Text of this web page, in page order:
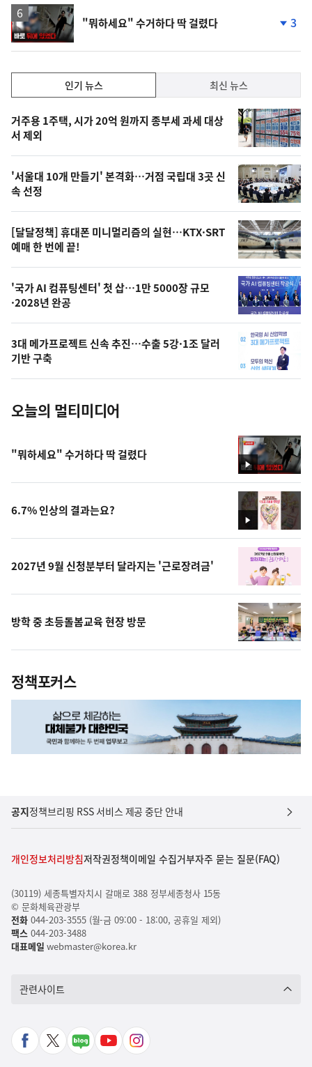
영
상
"뭐하세요" 수거하다 딱 걸렸다
계
락
3
기,
최
신,
오
늘
의
영
상
오
늘
의
사
진
인기 뉴스 최신 뉴스
기
뉴
스
거주용 1주택, 시가 20억 원까지 종부세 과세 대상
서 제외
'서울대 10개 만들기' 본격화…거점 국립대 3곳 신
속 선정
[달달정책] 휴대폰 미니멀리즘의 실현…KTX·SRT
예매 한 번에 끝!
'국가 AI 컴퓨팅센터' 첫 삽…1만 5000장 규모
·2028년 완공
3대 메가프로젝트 신속 추진…수출 5강·1조 달러
기반 구축
오늘의 멀티미디어
영
상
"뭐하세요" 수거하다 딱 걸렸다
영
상
6.7% 인상의 결과는요?
2027년 9월 신청분부터 달라지는 '근로장려금'
방학 중 초등돌봄교육 현장 방문
정책포커스
공지정책브리핑 RSS 서비스 제공 중단 안내
개인정보처리방침저작권정책이메일 수집거부자주 묻는 질문(FAQ)
(30119) 세종특별자치시 갈매로 388 정부세종청사 15동
© 문화체육관광부
전화044-203-3555 (월-금 09:00 - 18:00, 공휴일 제외)
팩스 044-203-3488
대표메일 webmaster@korea.kr
관련사이트
페
X
네
유
인